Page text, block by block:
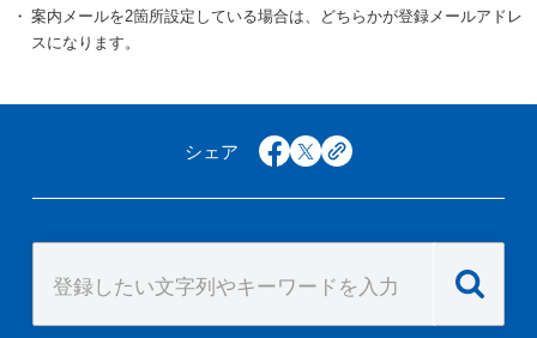
案内メールを2箇所設定している場合は、どちらかが登録メールアドレ
スになります。
シェア facebook
x copy